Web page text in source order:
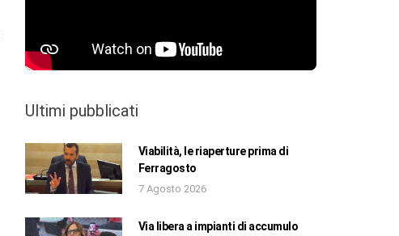
Ultimi pubblicati
Viabilità, le riaperture prima di
Ferragosto
7 Agosto 2026
Via libera a impianti di accumulo